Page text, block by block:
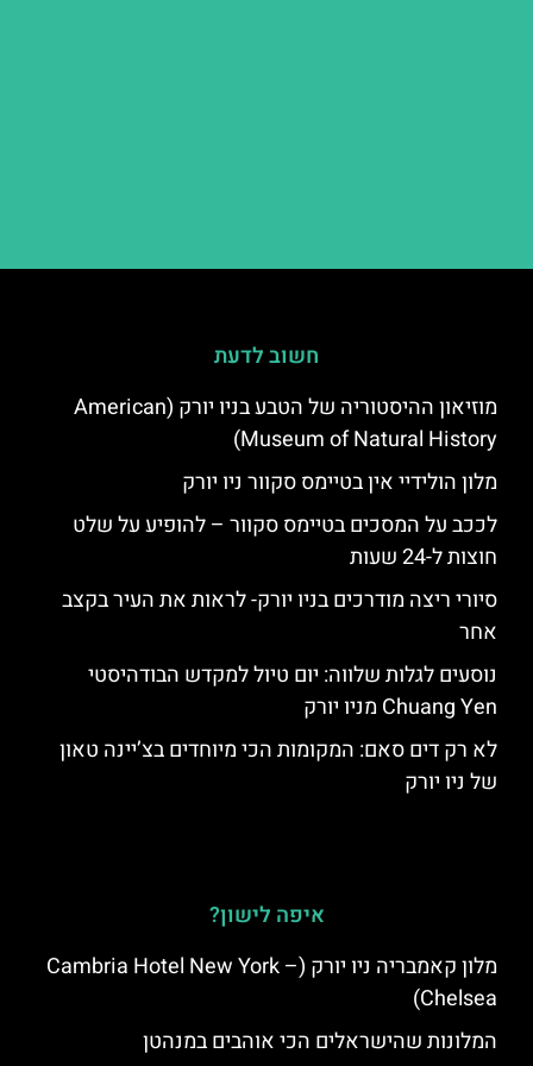
חשוב לדעת
מוזיאון ההיסטוריה של הטבע בניו יורק (American
Museum of Natural History)
מלון הולידיי אין בטיימס סקוור ניו יורק
לככב על המסכים בטיימס סקוור – להופיע על שלט
חוצות ל-24 שעות
סיורי ריצה מודרכים בניו יורק- לראות את העיר בקצב
אחר
נוסעים לגלות שלווה: יום טיול למקדש הבודהיסטי
Chuang Yen מניו יורק
לא רק דים סאם: המקומות הכי מיוחדים בצ’יינה טאון
של ניו יורק
איפה לישון?
מלון קאמבריה ניו יורק (Cambria Hotel New York –
Chelsea)
המלונות שהישראלים הכי אוהבים במנהטן